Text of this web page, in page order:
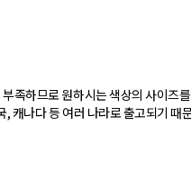
족하므로 원하시는 색상의 사이즈
, 캐나다 등 여러 나라로 출고되기 때